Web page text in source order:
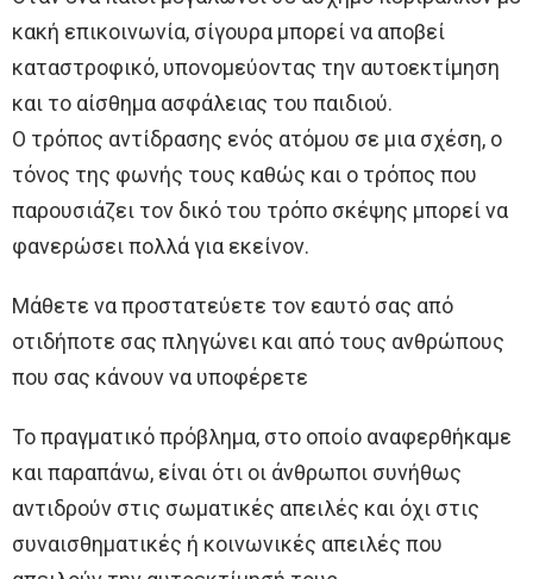
κακή επικοινωνία, σίγουρα μπορεί να αποβεί
καταστροφικό, υπονομεύοντας την αυτοεκτίμηση
και το αίσθημα ασφάλειας του παιδιού.
Ο τρόπος αντίδρασης ενός ατόμου σε μια σχέση, ο
τόνος της φωνής τους καθώς και ο τρόπος που
παρουσιάζει τον δικό του τρόπο σκέψης μπορεί να
φανερώσει πολλά για εκείνον.
Μάθετε να προστατεύετε τον εαυτό σας από
οτιδήποτε σας πληγώνει και από τους ανθρώπους
που σας κάνουν να υποφέρετε
Το πραγματικό πρόβλημα, στο οποίο αναφερθήκαμε
και παραπάνω, είναι ότι οι άνθρωποι συνήθως
αντιδρούν στις σωματικές απειλές και όχι στις
συναισθηματικές ή κοινωνικές απειλές που